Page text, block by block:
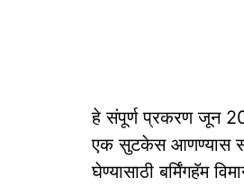
हे संपूर्ण प्रकरण जून
एक सुटकेस आणण्यास
घेण्यासाठी बर्मिंगहॅम